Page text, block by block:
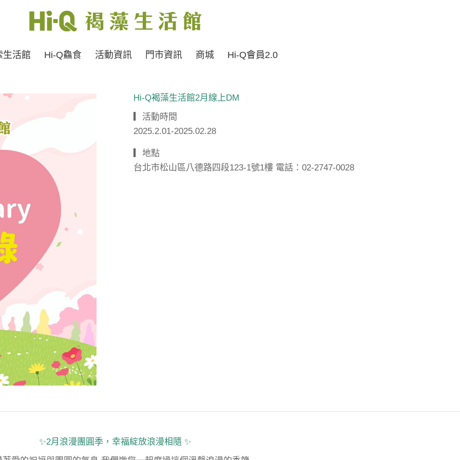
生活館 Hi-Q鱻食 活動資訊 門市資訊 商城 Hi-Q會員2.0
Hi-Q褐藻生活館2月線上DM
▎活動時間
2025.2.01-2025.02.28
▎地點
台北市松山區八德路四段123-1號1樓 電話：02-2747-0028
✨2月浪漫團圓季，幸福綻放浪漫相隨 ✨